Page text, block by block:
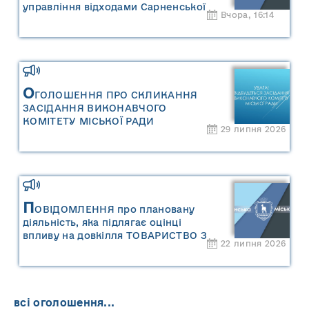
управління відходами Сарненської
міської територіальної громади» та
управління відходами Сарненської
міської територіальної громади»
Вчора, 16:14
ОГОЛОШЕННЯ ПРО СКЛИКАННЯ
ЗАСІДАННЯ ВИКОНАВЧОГО
КОМІТЕТУ МІСЬКОЇ РАДИ
29 липня 2026
ПОВІДОМЛЕННЯ про плановану
діяльність, яка підлягає оцінці
впливу на довкілля ТОВАРИСТВО З
22 липня 2026
всі оголошення...